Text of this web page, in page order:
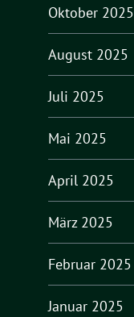
Oktober 2025
August 2025
Juli 2025
Mai 2025
April 2025
März 2025
Februar 2025
Januar 2025